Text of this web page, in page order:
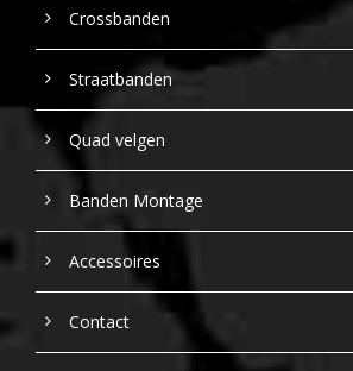
Crossbanden
Straatbanden
Quad velgen
Banden Montage
Accessoires
Contact